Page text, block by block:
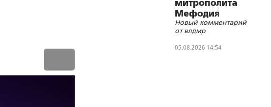
митрополита
Мефодия
(Немцова)?
Новый комментарий
от влдмр
05.08.2026 14:54